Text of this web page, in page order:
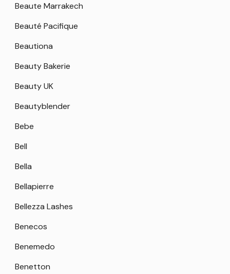
Beaute Marrakech
Beauté Pacifique
Beautiona
Beauty Bakerie
Beauty UK
Beautyblender
Bebe
Bell
Bella
Bellapierre
Bellezza Lashes
Benecos
Benemedo
Benetton